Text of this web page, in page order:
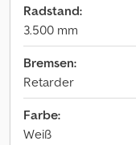
Radstand:
3.500 mm
Bremsen:
Retarder
Farbe:
Weiß